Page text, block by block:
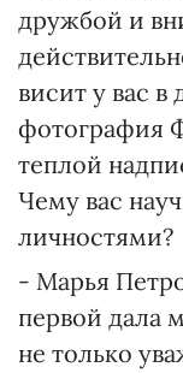
дружбой и
висит у вас в
фотография
теплой
Чему вас
личностями?
- Марья
первой дала
не только